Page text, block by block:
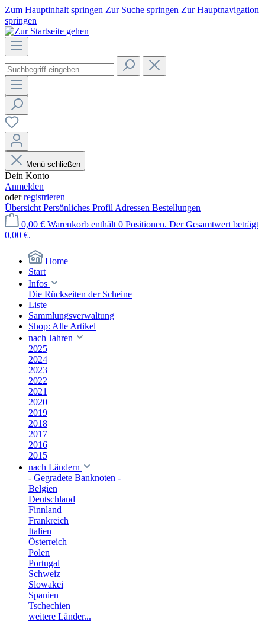
Zum Hauptinhalt springen Zur Suche springen Zur Hauptnavigation
springen
Menü schließen
Dein Konto
Anmelden
oderregistrieren
Übersicht Persönliches Profil Adressen Bestellungen
0,00 € Warenkorb enthält 0 Positionen. Der Gesamtwert beträgt
0,00 €.
Home
Start
Infos
Die Rückseiten der Scheine
Liste
Sammlungsverwaltung
Shop: Alle Artikel
nach Jahren
2025
2024
2023
2022
2021
2020
2019
2018
2017
2016
2015
nach Ländern
- Gegradete Banknoten -
Belgien
Deutschland
Finnland
Frankreich
Italien
Österreich
Polen
Portugal
Schweiz
Slowakei
Spanien
Tschechien
weitere Länder...